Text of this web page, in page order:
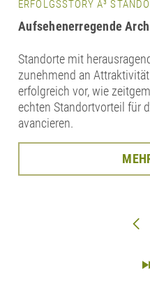
ERFOLGSSTORY A³
Aufsehenerregende
Standorte mit
zunehmend an
erfolgreich vor, wie
echten Standortvorteil für
avancieren.